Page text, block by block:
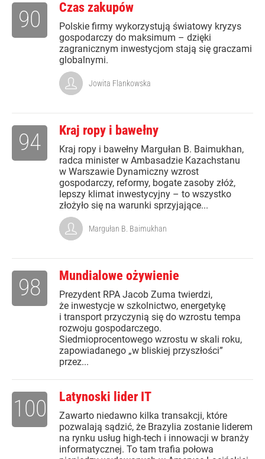
Czas zakupów
Polskie firmy wykorzystują światowy kryzys
gospodarczy do maksimum – dzięki
zagranicznym inwestycjom stają się graczami
globalnymi.
90
Jowita Flankowska
Kraj ropy i bawełny
Kraj ropy i bawełny Margułan B. Baimukhan,
radca minister w Ambasadzie Kazachstanu
w Warszawie Dynamiczny wzrost
gospodarczy, reformy, bogate zasoby złóż,
lepszy klimat inwestycyjny – to wszystko
złożyło się na warunki sprzyjające...
94
Margułan B. Baimukhan
Mundialowe ożywienie
Prezydent RPA Jacob Zuma twierdzi,
że inwestycje w szkolnictwo, energetykę
i transport przyczynią się do wzrostu tempa
rozwoju gospodarczego.
Siedmioprocentowego wzrostu w skali roku,
zapowiadanego „w bliskiej przyszłości”
przez...
98
Latynoski lider IT
Zawarto niedawno kilka transakcji, które
pozwalają sądzić, że Brazylia zostanie liderem
na rynku usług high-tech i innowacji w branży
informatycznej. To tam trafia połowa
100